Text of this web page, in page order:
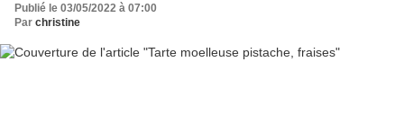
Publié le 03/05/2022 à 07:00
Par christine